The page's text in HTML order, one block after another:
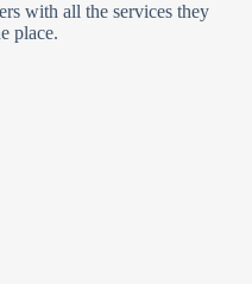
with all the services they
place.